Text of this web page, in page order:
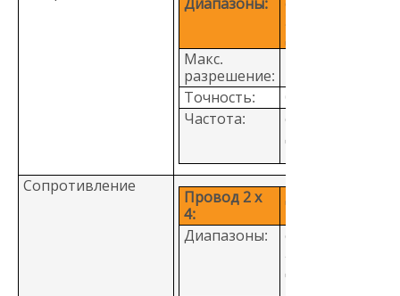
200 мВ
до 750 В
Макс.
разрешение:
Точность:
0,2 + 0,05
Частота:
от 20 Гц
до
Сопротивление
Провод 2 х
4:
да
Диапазоны:
от
200 Ом
до